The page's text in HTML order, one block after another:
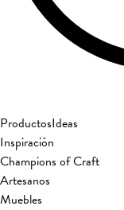
ProductosIdeas
Inspiración
Champions of Craft
Artesanos
Muebles